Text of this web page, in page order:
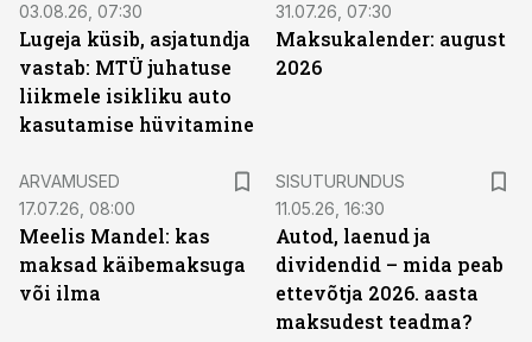
03.08.26, 07:30
Lugeja küsib, asjatundja
vastab: MTÜ juhatuse
liikmele isikliku auto
kasutamise hüvitamine
31.07.26, 07:30
Maksukalender: august
2026
ARVAMUSED
17.07.26, 08:00
Meelis Mandel: kas
maksad käibemaksuga
või ilma
SISUTURUNDUS
11.05.26, 16:30
Autod, laenud ja
dividendid – mida peab
ettevõtja 2026. aasta
maksudest teadma?